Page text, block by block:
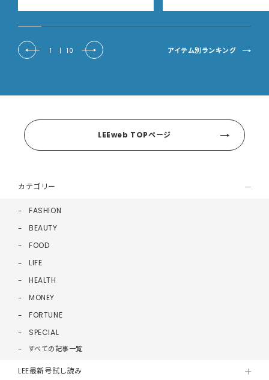
1 | 10 アイテム別ランキング
LEEweb TOPページ
カテゴリー
FASHION
BEAUTY
FOOD
LIFE
HEALTH
MONEY
FORTUNE
SPECIAL
すべての記事一覧
LEE最新号試し読み